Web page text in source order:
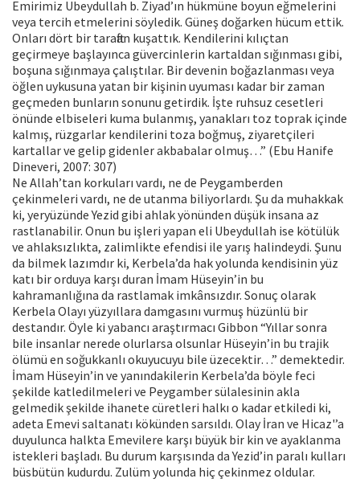
Emirimiz Ubeydullah b. Ziyad’ın hükmüne boyun eğmelerini
veya tercih etmelerini söyledik. Güneş doğarken hücum ettik.
Onları dört bir taraftan kuşattık. Kendilerini kılıçtan
geçirmeye başlayınca güvercinlerin kartaldan sığınması gibi,
boşuna sığınmaya çalıştılar. Bir devenin boğazlanması veya
öğlen uykusuna yatan bir kişinin uyuması kadar bir zaman
geçmeden bunların sonunu getirdik. İşte ruhsuz cesetleri
önünde elbiseleri kuma bulanmış, yanakları toz toprak içinde
kalmış, rüzgarlar kendilerini toza boğmuş, ziyaretçileri
kartallar ve gelip gidenler akbabalar olmuş…” (Ebu Hanife
Dineveri, 2007: 307)
Ne Allah’tan korkuları vardı, ne de Peygamberden
çekinmeleri vardı, ne de utanma biliyorlardı. Şu da muhakkak
ki, yeryüzünde Yezid gibi ahlak yönünden düşük insana az
rastlanabilir. Onun bu işleri yapan eli Ubeydullah ise kötülük
ve ahlaksızlıkta, zalimlikte efendisi ile yarış halindeydi. Şunu
da bilmek lazımdır ki, Kerbela’da hak yolunda kendisinin yüz
katı bir orduya karşı duran İmam Hüseyin’in bu
kahramanlığına da rastlamak imkânsızdır. Sonuç olarak
Kerbela Olayı yüzyıllara damgasını vurmuş hüzünlü bir
destandır. Öyle ki yabancı araştırmacı Gibbon “Yıllar sonra
bile insanlar nerede olurlarsa olsunlar Hüseyin’in bu trajik
ölümü en soğukkanlı okuyucuyu bile üzecektir…” demektedir.
İmam Hüseyin’in ve yanındakilerin Kerbela’da böyle feci
şekilde katledilmeleri ve Peygamber sülalesinin akla
gelmedik şekilde ihanete cüretleri halkı o kadar etkiledi ki,
adeta Emevi saltanatı kökünden sarsıldı. Olay İran ve Hicaz'’a
duyulunca halkta Emevilere karşı büyük bir kin ve ayaklanma
istekleri başladı. Bu durum karşısında da Yezid’in paralı kulları
büsbütün kudurdu. Zulüm yolunda hiç çekinmez oldular.